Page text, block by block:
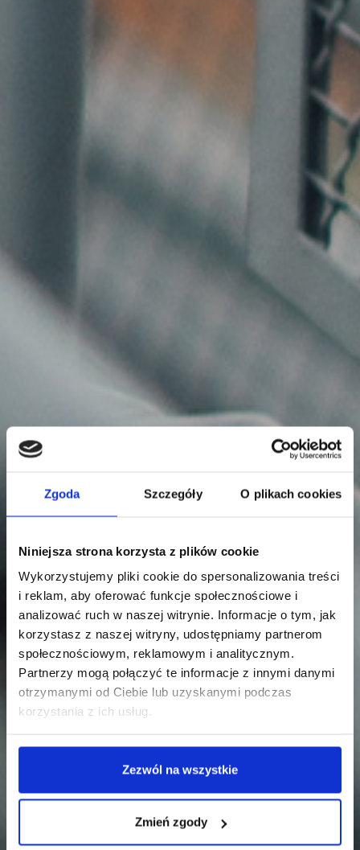
Zgoda Szczegóły O plikach cookies
Niniejsza strona korzysta z plików cookie
Wykorzystujemy pliki cookie do spersonalizowania treści
i reklam, aby oferować funkcje społecznościowe i
analizować ruch w naszej witrynie. Informacje o tym, jak
korzystasz z naszej witryny, udostępniamy partnerom
społecznościowym, reklamowym i analitycznym.
Partnerzy mogą połączyć te informacje z innymi danymi
otrzymanymi od Ciebie lub uzyskanymi podczas
korzystania z ich usług.
Zezwól na wszystkie
Zmień zgody